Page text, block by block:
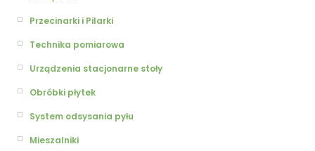
Przecinarki i Pilarki
Technika pomiarowa
Urządzenia stacjonarne stoły
Obróbki płytek
System odsysania pyłu
Mieszalniki